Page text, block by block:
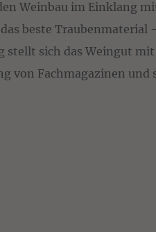
Weinbau im Einklang
beste Traubenmaterial
stellt sich das Weingut
von Fachmagazinen und